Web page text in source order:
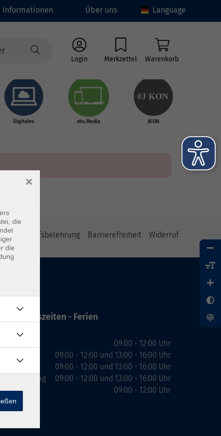
Informationen Über uns Language
Login Merkzettel Warenkorb
Digitales vhs.Media
#J KON
JKON
Widerrufsbelehrung Barrierefreiheit Widerruf
Öffnungszeiten - Ferien
Donnerstag
Freitag
09:00 - 12:00 Uhr
09:00 - 12:00 und 13:00 - 16:00 Uhr
09:00 - 12:00 und 13:00 - 16:00 Uhr
09:00 - 12:00 und 13:00 - 16:00 Uhr
09:00 - 12:00 Uhr
die
die
×